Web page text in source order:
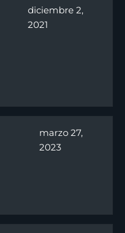
diciembre 2,
2021
marzo 27,
2023